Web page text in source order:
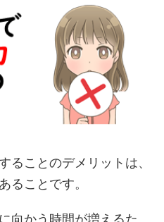
ることのデメリットは、
ることです。
向かう時間が増えるた